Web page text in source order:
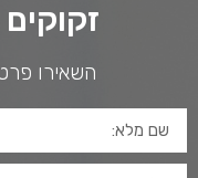
השאירו